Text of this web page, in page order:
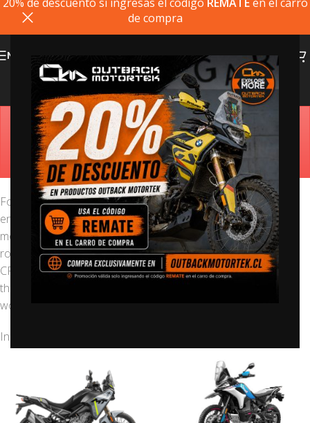
de compra
MENU
CFMoto
Estimado cliente, si el producto que busca no está
disponible, puede comprarlo directamente en
outbackmotortek.com
Founded in 1989 in Hangzhou, China, CFMOTO has been
engaged in developing, manufacturing, and delivering reliable
motorcycles, off-road vehicle, engines, frames, and has built a
robust market share in over 100 countries and regions.
CFMOTO is committed to exploring riding fun together and
their latest bikes have been getting the spotlight all over the
world.
Inicio